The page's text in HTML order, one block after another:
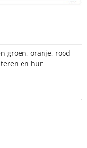
groen, oranje, rood
en hun